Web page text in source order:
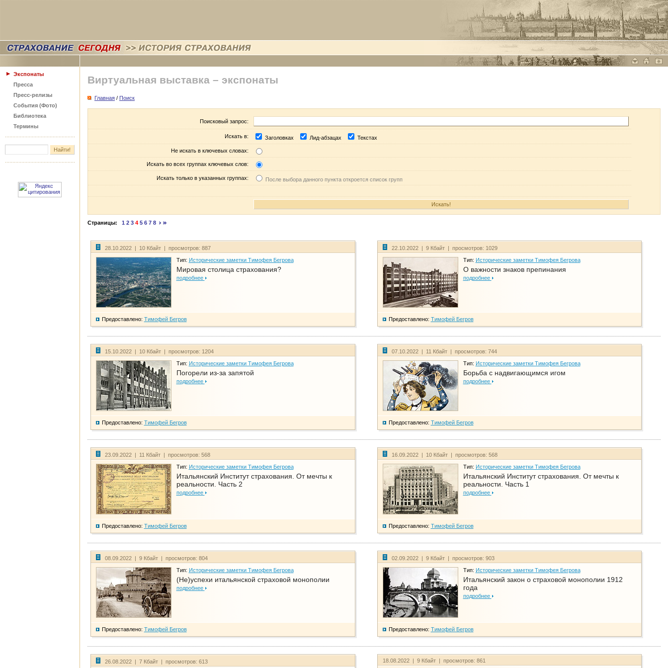
Экспонаты
Пресса
Пресс-релизы
События (Фото)
Библиотека
Термины
Виртуальная выставка – экспонаты
Главная / Поиск
Поисковый запрос:
Искать в: Заголовках Лид-абзацах Текстах
Не искать в ключевых словах:
Искать во всех группах ключевых слов:
Искать только в указанных группах: После выбора данного пункта откроется список групп
Страницы: 1 2 3 4 5 6 7 8
28.10.2022 | 10 Кбайт | просмотров: 887
Тип: Исторические заметки Тимофея Бегрова
Мировая столица страхования?
подробнее
Предоставлено: Тимофей Бегров
22.10.2022 | 9 Кбайт | просмотров: 1029
Тип: Исторические заметки Тимофея Бегрова
О важности знаков препинания
подробнее
Предоставлено: Тимофей Бегров
15.10.2022 | 10 Кбайт | просмотров: 1204
Тип: Исторические заметки Тимофея Бегрова
Погорели из-за запятой
подробнее
Предоставлено: Тимофей Бегров
07.10.2022 | 11 Кбайт | просмотров: 744
Тип: Исторические заметки Тимофея Бегрова
Борьба с надвигающимся игом
подробнее
Предоставлено: Тимофей Бегров
23.09.2022 | 11 Кбайт | просмотров: 568
Тип: Исторические заметки Тимофея Бегрова
Итальянский Институт страхования. От мечты к
реальности. Часть 2
подробнее
Предоставлено: Тимофей Бегров
16.09.2022 | 10 Кбайт | просмотров: 568
Тип: Исторические заметки Тимофея Бегрова
Итальянский Институт страхования. От мечты к
реальности. Часть 1
подробнее
Предоставлено: Тимофей Бегров
08.09.2022 | 9 Кбайт | просмотров: 804
Тип: Исторические заметки Тимофея Бегрова
(Не)успехи итальянской страховой монополии
подробнее
Предоставлено: Тимофей Бегров
02.09.2022 | 9 Кбайт | просмотров: 903
Тип: Исторические заметки Тимофея Бегрова
Итальянский закон о страховой монополии 1912
года
подробнее
Предоставлено: Тимофей Бегров
26.08.2022 | 7 Кбайт | просмотров: 613 18.08.2022 | 9 Кбайт | просмотров: 861